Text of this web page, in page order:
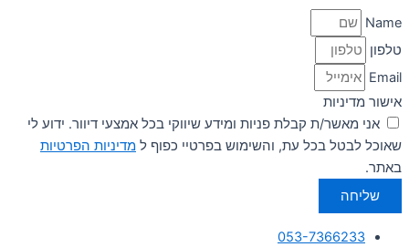
Name
טלפון
Email
אישור מדיניות
אני מאשר/ת קבלת פניות ומידע שיווקי בכל אמצעי דיוור. ידוע לי
שאוכל לבטל בכל עת, והשימוש בפרטיי כפוף ל מדיניות הפרטיות
באתר.
שליחה
053-7366233